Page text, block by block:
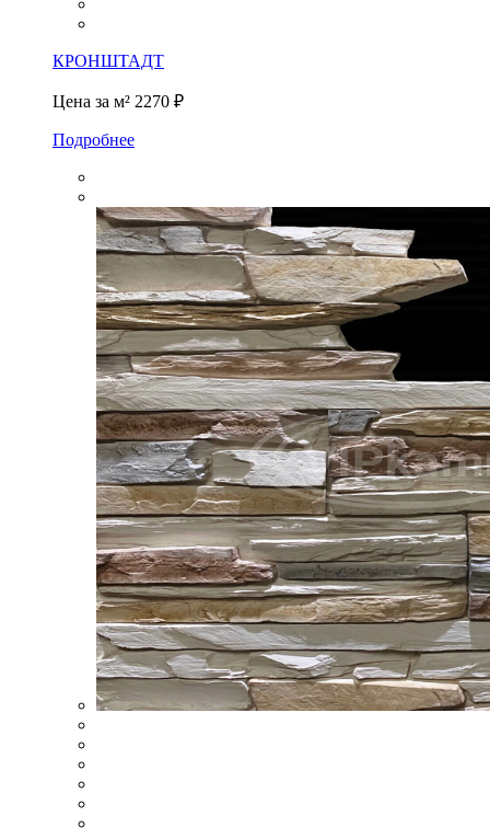
КРОНШТАДТ
Цена за м² 2270 ₽
Подробнее